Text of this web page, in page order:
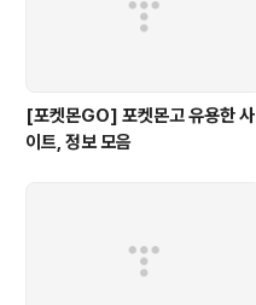
[포켓몬GO] 포켓몬고 유용한 사
이트, 정보 모음